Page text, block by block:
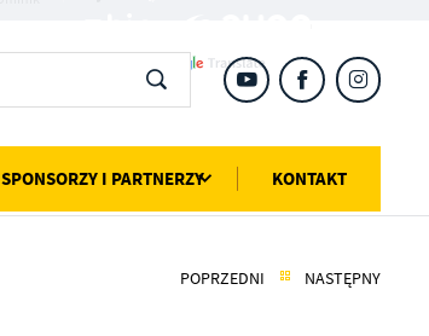
SPONSORZY I PARTNERZY KONTAKT
POPRZEDNI NASTĘPNY